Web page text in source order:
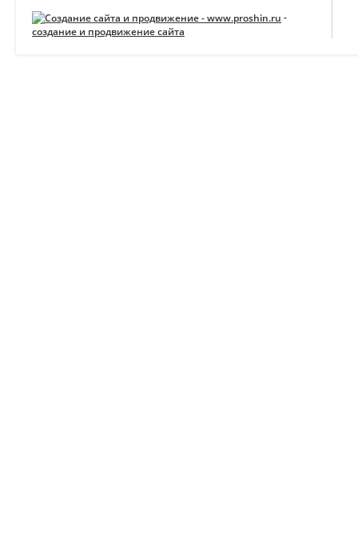
-
создание и продвижение сайта